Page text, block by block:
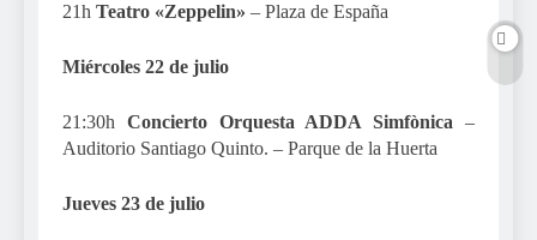
21h Teatro «Zeppelin» – Plaza de España
Miércoles 22 de julio
21:30h Concierto Orquesta ADDA Simfònica –
Auditorio Santiago Quinto. – Parque de la Huerta
Jueves 23 de julio